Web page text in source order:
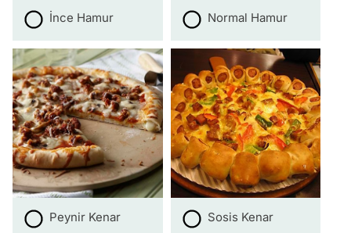
İnce Hamur Normal Hamur
Peynir Kenar Sosis Kenar